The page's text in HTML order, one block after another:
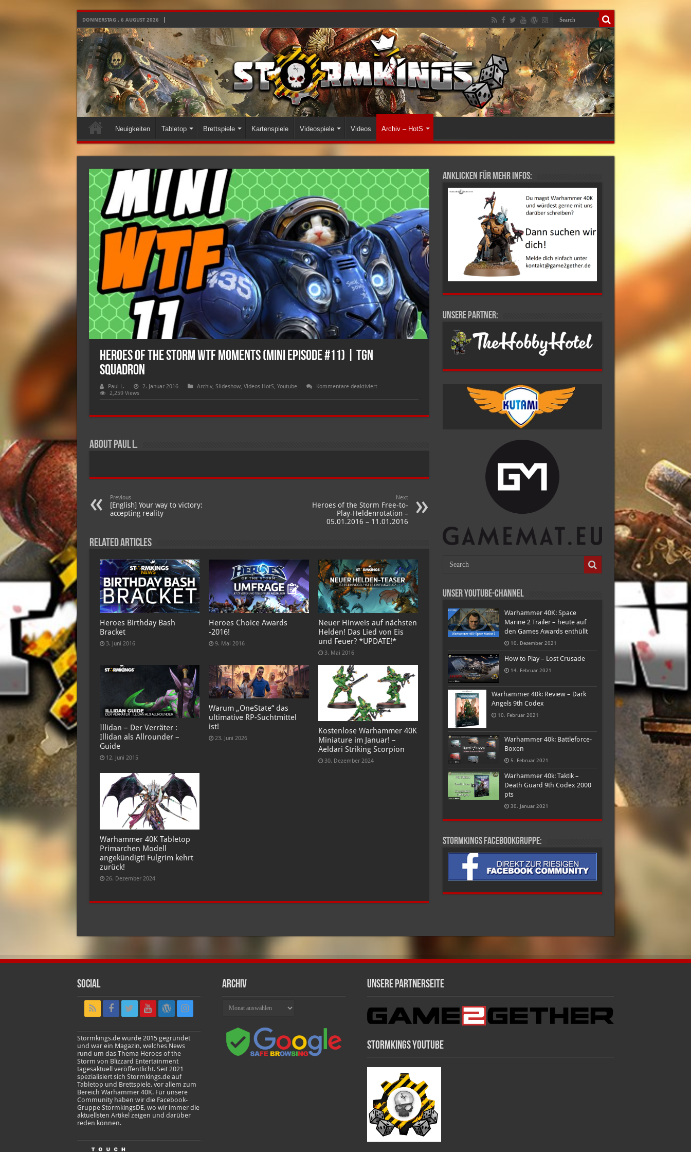
DONNERSTAG , 6 AUGUST 2026
Neuigkeiten Tabletop Brettspiele Kartenspiele Videospiele Videos Archiv – HotS
Heroes of the Storm WTF Moments (Mini Episode #11) | TGN
Squadron
Paul L. 2. Januar 2016 Archiv, Slideshow, Videos HotS, Youtube Kommentare deaktiviertfür
of
2,259 Views
About Paul L.
Previous
[English] Your way to victory:
accepting reality
Next
Heroes of the Storm Free-to-
Play-Heldenrotation –
05.01.2016 – 11.01.2016
Related Articles
Heroes Birthday Bash
Bracket
3. Juni 2016
Heroes Choice Awards
-2016!
9. Mai 2016
Neuer Hinweis auf nächsten
Helden! Das Lied von Eis
und Feuer? *UPDATE!*
3. Mai 2016
Illidan – Der Verräter :
Illidan als Allrounder –
Guide
12. Juni 2015
Warum „OneState“ das
ultimative RP-Suchtmittel
ist!
23. Juni 2026
Kostenlose Warhammer 40K
Miniature im Januar! –
Aeldari Striking Scorpion
30. Dezember 2024
Warhammer 40K Tabletop
Primarchen Modell
angekündigt! Fulgrim kehrt
zurück!
26. Dezember 2024
Anklicken für mehr Infos:
Unsere Partner:
Unser Youtube-Channel
Warhammer 40K: Space
Marine 2 Trailer – heute auf
den Games Awards enthüllt
10. Dezember 2021
How to Play – Lost Crusade
14. Februar 2021
Warhammer 40k: Review – Dark
Angels 9th Codex
10. Februar 2021
Warhammer 40k: Battleforce-
Boxen
5. Februar 2021
Warhammer 40k: Taktik –
Death Guard 9th Codex 2000
pts
30. Januar 2021
Stormkings Facebookgruppe:
Social
Stormkings.de wurde 2015 gegründet
und war ein Magazin, welches News
rund um das Thema Heroes of the
Storm von Blizzard Entertainment
tagesaktuell veröffentlicht. Seit 2021
spezialisiert sich Stormkings.de auf
Tabletop und Brettspiele, vor allem zum
Bereich Warhammer 40K. Für unsere
Community haben wir die Facebook-
Gruppe StormkingsDE, wo wir immer die
aktuellsten Artikel zeigen und darüber
reden können.
Archiv Unsere Partnerseite
Stormkings Youtube